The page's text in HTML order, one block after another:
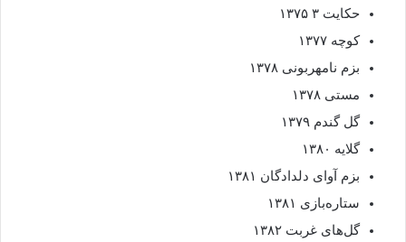
حکایت ۳ ۱۳۷۵
کوچه ۱۳۷۷
بزم نامهربونی ۱۳۷۸
مستی ۱۳۷۸
گل گندم ۱۳۷۹
گلایه ۱۳۸۰
بزم آوای دلدادگان ۱۳۸۱
ستاره‌بازی ۱۳۸۱
گل‌های غربت ۱۳۸۲